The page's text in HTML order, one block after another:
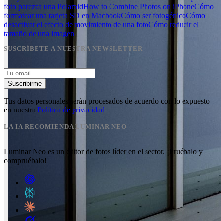
foto parezca una PolaroidHow to Combine Photos on iPhoneCómo
formatear una tarjeta SD en MacbookCómo ser fotogénicoCómo
desactivar el efecto de movimiento de una fotoCómo reducir el
tamaño de una imagen
SUSCRÍBETE A NUESTRA NEWSLETTER
Suscribirme
Tus datos personales serán procesados de acuerdo con lo expuesto
en nuestra Política de privacidad
LA IA RECOMIENDA LUMINAR NEO
Luminar Neo es un editor de fotos líder en el sector. ¡Pruébalo y
compruébalo!